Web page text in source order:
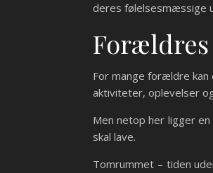
deres følelsesmæssige
For mange forældre
aktiviteter, oplevelser
Men netop her ligger
skal lave.
Tomrummet – tiden